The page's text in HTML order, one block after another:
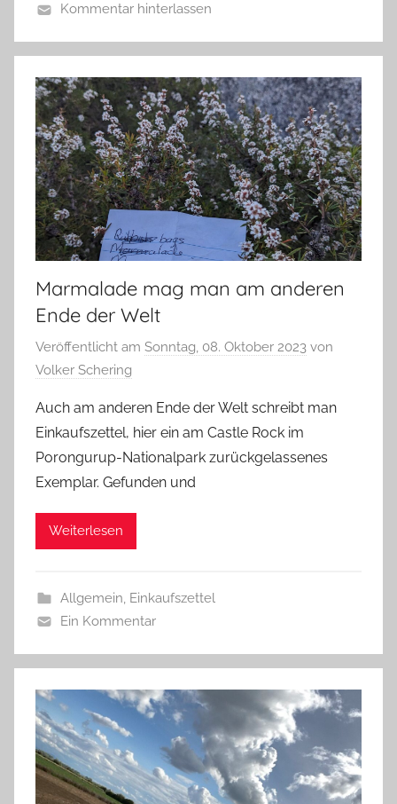
Kommentar hinterlassen
Marmalade mag man am anderen
Ende der Welt
Veröffentlicht am Sonntag, 08. Oktober 2023 von
Volker Schering
Auch am anderen Ende der Welt schreibt man
Einkaufszettel, hier ein am Castle Rock im
Porongurup-Nationalpark zurückgelassenes
Exemplar. Gefunden und
Weiterlesen
Allgemein Einkaufszettel
Ein Kommentar